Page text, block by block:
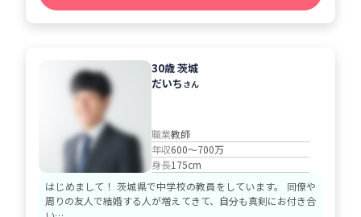
30歳 茨城
だいち さん
職業教師
年収600～700万
身長175cm
はじめまして！ 茨城県で中学校の教員をしています。 同僚や
周りの友人で結婚する人が増えてきて、自分も真剣にお付き合